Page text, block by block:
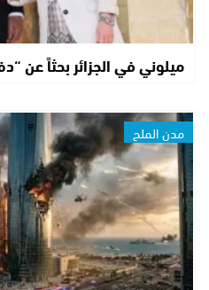
ميلوني في الجزائر بحثاً عن
مدن الملح